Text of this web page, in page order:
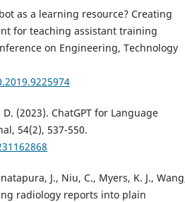
as a learning resource? Creating
for teaching assistant training
on Engineering, Technology
(2023). ChatGPT for Language
54(2), 537-550.
J., Niu, C., Myers, K. J.,
radiology reports into plain